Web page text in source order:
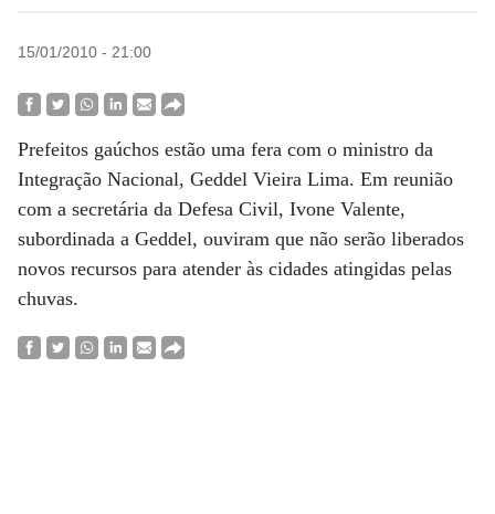
15/01/2010 - 21:00
Prefeitos gaúchos estão uma fera com o ministro da
Integração Nacional, Geddel Vieira Lima. Em reunião
com a secretária da Defesa Civil, Ivone Valente,
subordinada a Geddel, ouviram que não serão liberados
novos recursos para atender às cidades atingidas pelas
chuvas.